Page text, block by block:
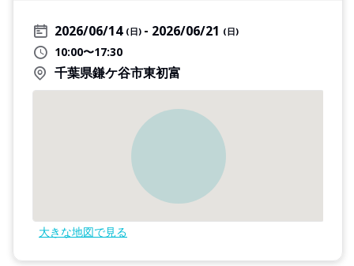
2026/06/14 (日) 2026/06/21 (日)
10:00〜17:30
千葉県鎌ケ谷市東初富
大きな地図で見る